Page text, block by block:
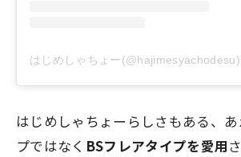
はじめしゃちょーらしさもある、
プではなく BSフレアタイプを愛用